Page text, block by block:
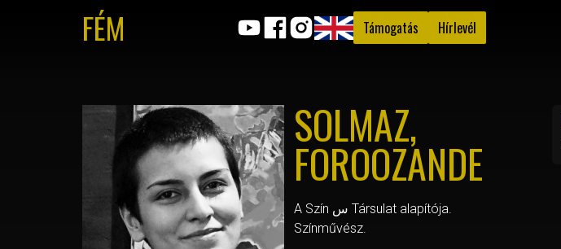
FÉM Támogatás Hírlevél
SOLMAZ,
FOROOZANDE
A Szín س Társulat alapítója.
Színművész.